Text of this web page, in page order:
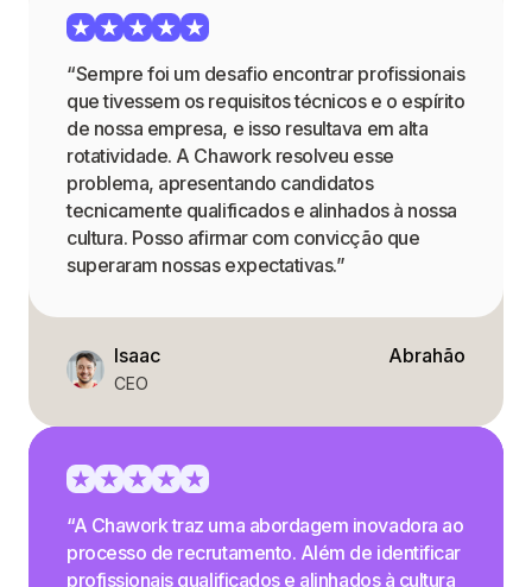
“Sempre foi um desafio encontrar profissionais
que tivessem os requisitos técnicos e o espírito
de nossa empresa, e isso resultava em alta
rotatividade. A Chawork resolveu esse
problema, apresentando candidatos
tecnicamente qualificados e alinhados à nossa
cultura. Posso afirmar com convicção que
superaram nossas expectativas.”
Isaac
CEO
Abrahão
“A Chawork traz uma abordagem inovadora ao
processo de recrutamento. Além de identificar
profissionais qualificados e alinhados à cultura